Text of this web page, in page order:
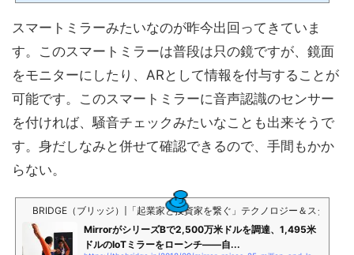
覚 1.0％『産業教育機器システム便覧』（教育機器...
スマートミラーみたいなのが昨今出回ってきていま
す。このスマートミラーは普段は只の鏡ですが、鏡面
をモニターにしたり、ARとして情報を付与することが
可能です。このスマートミラーに音声認識のセンサー
を付ければ、騒音チェックみたいなことも出来そうで
す。身だしなみと併せて確認できるので、手間もかか
らない。
BRIDGE（ブリッジ）|「起業家と投資家を繋ぐ」テクノロジー＆スタート
MirrorがシリーズBで2,500万米ドルを調達、1,495米
ドルのIoTミラーをローンチ——自...